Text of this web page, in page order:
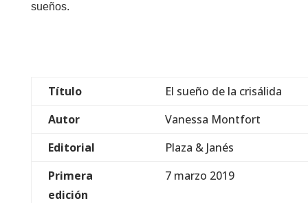
sueños.
Título
El sueño de la crisálida
Autor
Vanessa Montfort
Editorial
Plaza & Janés
Primera
edición
7 marzo 2019